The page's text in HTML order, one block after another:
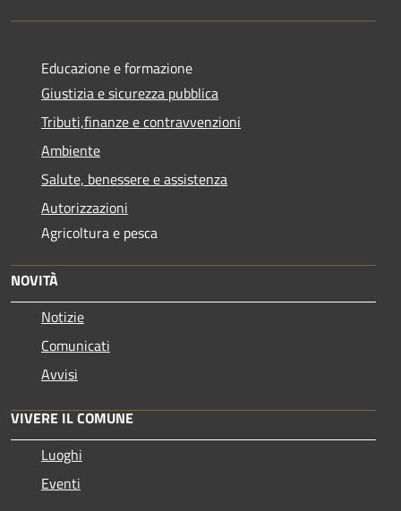
Educazione e formazione
Giustizia e sicurezza pubblica
Tributi,finanze e contravvenzioni
Ambiente
Salute, benessere e assistenza
Autorizzazioni
Agricoltura e pesca
NOVITÀ
Notizie
Comunicati
Avvisi
VIVERE IL COMUNE
Luoghi
Eventi